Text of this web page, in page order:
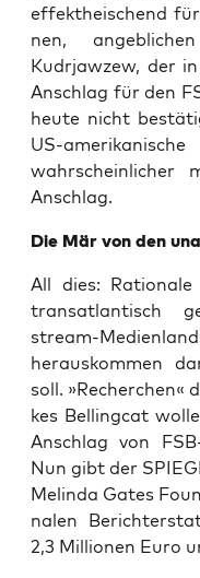
effekt­hei­schend
nen,
Kudrjaw­zew, der
Anschlag für den
heu­te nicht
US-
wahr­schein­li­cher
Anschlag.
Die Mär von den
All dies:
trans­at­lan­tisch
stream-
her­aus­kom­men
soll. »Recher­chen«
kes Bel­ling­cat
Anschlag von
Nun gibt der
Melin­da Gates
na­len
2,3 Mil­lio­nen Euro